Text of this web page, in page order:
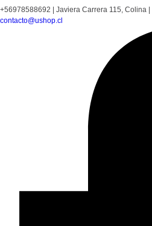
+56978588692 | Javiera Carrera 115, Colina |
contacto@ushop.cl